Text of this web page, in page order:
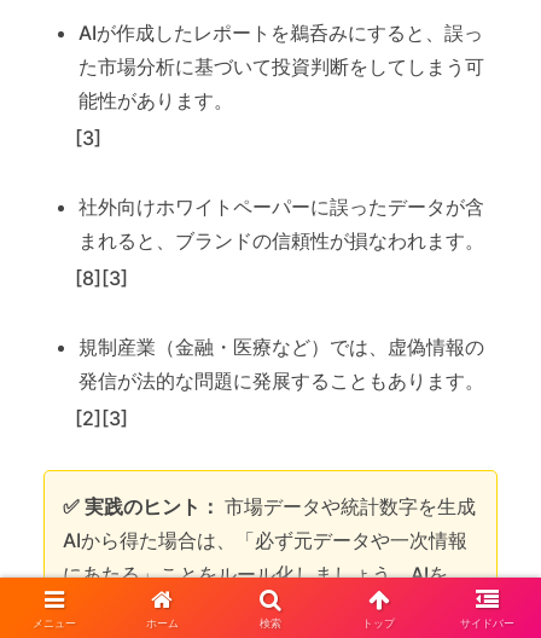
AIが作成したレポートを鵜呑みにすると、誤っ
た市場分析に基づいて投資判断をしてしまう可
能性があります。
[3]
社外向けホワイトペーパーに誤ったデータが含
まれると、ブランドの信頼性が損なわれます。
[8][3]
規制産業（金融・医療など）では、虚偽情報の
発信が法的な問題に発展することもあります。
[2][3]
✅ 実践のヒント： 市場データや統計数字を生成
AIから得た場合は、「必ず元データや一次情報
にあたる」ことをルール化しましょう。AIを
「調査の起点」として使う発想が重要です。[1]
メニュー ホーム 検索 トップ サイドバー